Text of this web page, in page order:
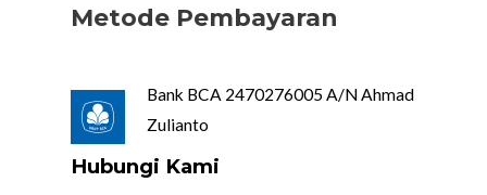
Metode Pembayaran
Bank BCA 2470276005 A/N Ahmad
Zulianto
Hubungi Kami